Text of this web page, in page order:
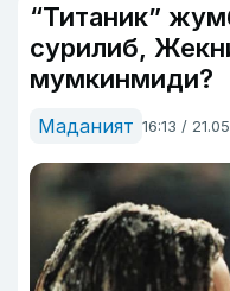
“Титаник”
сурилиб,
мумкинмиди?
Маданият 16:13 /